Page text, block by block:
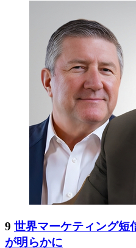
9 世界マーケティング短
が明らかに